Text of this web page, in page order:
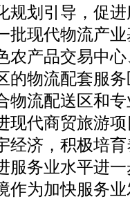
规划引导，促
批现代物流产
农产品交易中
的物流配套服
物流配送区和
现代商贸旅游
经济，积极培
服务业水平进
作为加快服务